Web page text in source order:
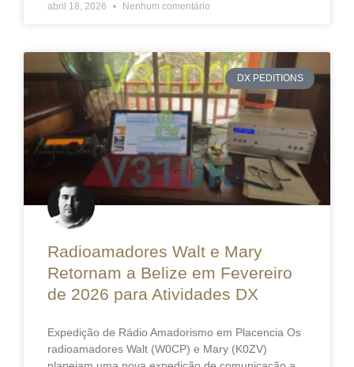
abril 18, 2026 Nenhum comentário
DX PEDITIONS
Radioamadores Walt e Mary
Retornam a Belize em Fevereiro
de 2026 para Atividades DX
Expedição de Rádio Amadorismo em Placencia Os
radioamadores Walt (W0CP) e Mary (K0ZV)